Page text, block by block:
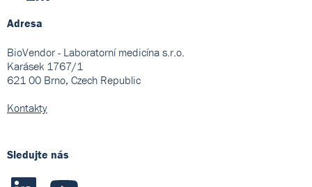
Adresa
BioVendor - Laboratorní medicína s.r.o.
Karásek 1767/1
621 00 Brno, Czech Republic
Kontakty
Sledujte nás